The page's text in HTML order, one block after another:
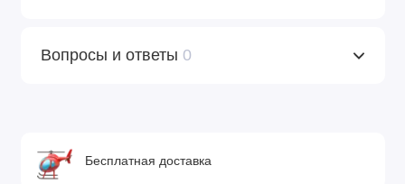
Вопросы и ответы 0
Бесплатная доставка